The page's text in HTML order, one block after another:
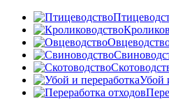
Убой